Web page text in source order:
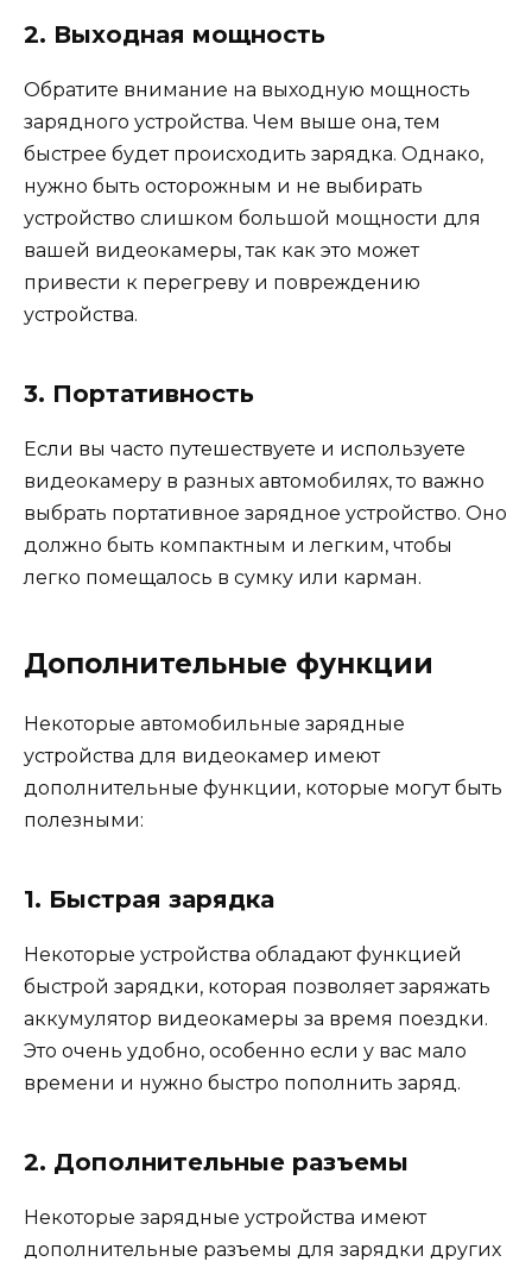
2. Выходная мощность
Обратите внимание на выходную мощность
зарядного устройства. Чем выше она, тем
быстрее будет происходить зарядка. Однако,
нужно быть осторожным и не выбирать
устройство слишком большой мощности для
вашей видеокамеры, так как это может
привести к перегреву и повреждению
устройства.
3. Портативность
Если вы часто путешествуете и используете
видеокамеру в разных автомобилях, то важно
выбрать портативное зарядное устройство. Оно
должно быть компактным и легким, чтобы
легко помещалось в сумку или карман.
Дополнительные функции
Некоторые автомобильные зарядные
устройства для видеокамер имеют
дополнительные функции, которые могут быть
полезными:
1. Быстрая зарядка
Некоторые устройства обладают функцией
быстрой зарядки, которая позволяет заряжать
аккумулятор видеокамеры за время поездки.
Это очень удобно, особенно если у вас мало
времени и нужно быстро пополнить заряд.
2. Дополнительные разъемы
Некоторые зарядные устройства имеют
дополнительные разъемы для зарядки других